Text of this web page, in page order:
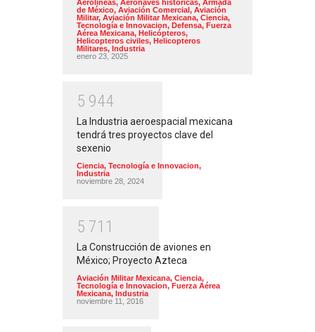
Aerolíneas, Aeronaves historicas, Armada
de México, Aviación Comercial, Aviación
Militar, Aviación Militar Mexicana, Ciencia,
Tecnología e Innovacion, Defensa, Fuerza
Aérea Mexicana, Helicópteros,
Helicopteros civiles, Helicopteros
Militares, Industria
enero 23, 2025
5 944
La Industria aeroespacial mexicana
tendrá tres proyectos clave del
sexenio
Ciencia, Tecnología e Innovacion,
Industria
noviembre 28, 2024
5 71 1
La Construcción de aviones en
México; Proyecto Azteca
Aviación Militar Mexicana, Ciencia,
Tecnología e Innovacion, Fuerza Aérea
Mexicana, Industria
noviembre 11, 2016